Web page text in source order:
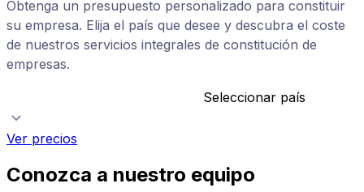
Obtenga un presupuesto personalizado para constituir
su empresa. Elija el país que desee y descubra el coste
de nuestros servicios integrales de constitución de
empresas.
Seleccionar país
Ver precios
Conozca a nuestro equipo